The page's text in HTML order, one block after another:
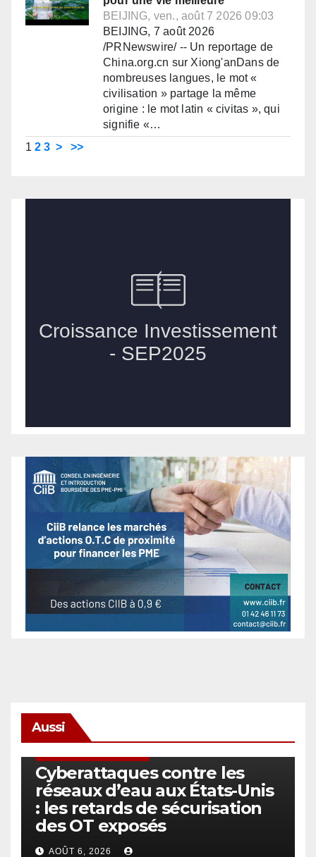
BEIJING, ven., août 7 2026 09:03
BEIJING, 7 août 2026
/PRNewswire/ -- Un reportage de
China.org.cn sur Xiong'anDans de
nombreuses langues, le mot «
civilisation » partage la même
origine : le mot latin « civitas », qui
signifie «…
1 2 3 > >>
Aussi
Cyberattaques contre les
réseaux d’eau aux États-Unis
: les retards de sécurisation
des OT exposés
AOÛT 6, 2026